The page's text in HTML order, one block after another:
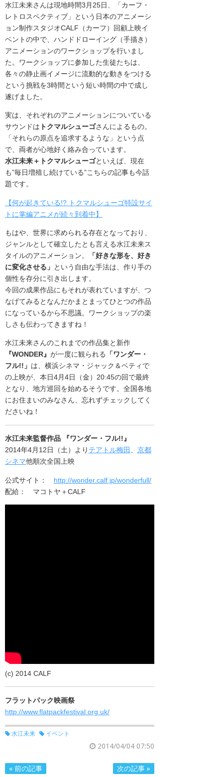
水江未来さんは現地時間3月25日、「カーフ・
レトロスペクティブ」という日本のアニメーシ
ョン制作スタジオCALF（カーフ）回顧上映イ
ベントの中で、ハンドドローイング（手描き）
アニメーションのワークショップを行いまし
た。ワークショップに参加した生徒たちは、
各々の静止画イメージに流動的な動きをつける
という挑戦を3時間という短い時間の中で成し
遂げました。
実は、それぞれのアニメーションについている
サウンドは トクマルシューゴさんによるもの。
「それらの原点を追求するような」という点
で、両者が心地好く絡み合っています。
水江未来＋トクマルシューゴといえば、現在
も”毎日増殖し続けている”こちらの記事も今話
題です。
【何が起きている!? トクマルシューゴ特設サイ
トに掌編アニメが続々到着中】
もはや、世界に求められる存在となっており、
ジャンルとして確立したとも言える水江未来ス
タイルのアニメーション。
「好きな形を、好き
に変化させる」 という自由な手法は、作り手の
個性を存分に引き出します。
今回の成果作品にもそれが表れていますが、つ
なげてみるとなんだかまとまってひとつの作品
になっているから不思議。ワークショップの楽
しさも伝わってきますね！
水江未来さんのこれまでの作品集と新作
『WONDER』 が一度に観られる
「ワンダー・
フル!!」 は、横浜シネマ・ジャック＆ベティで
の上映が、本日4月4日（金）20:45の回で最終
となり、地方巡回を始めるそうです。全国各地
にお住まいのみなさん、忘れずチェックしてく
ださいね！
水江未来監督作品 『ワンダー・フル!!』
2014年4月12日（土）より テアトル梅田 、 京都
シネマ他順次全国上映
公式サイト： http://wonder.calf.jp/wonderfull/
配給： マコトヤ＋CALF
(c) 2014 CALF
フラットパック映画祭
http://www.flatpackfestival.org.uk/
水江未来 イベント
2014/04/04 07:50
« 前の記事 次の記事 »